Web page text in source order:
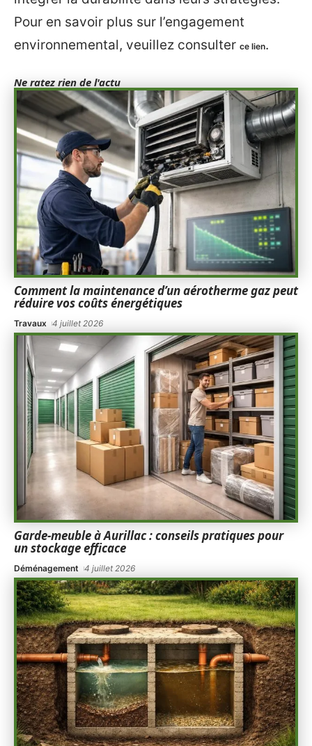
Pour en savoir plus sur l’engagement
environnemental, veuillez consulter ce lien.
Ne ratez rien de l'actu
Comment la maintenance d’un aérotherme gaz peut
réduire vos coûts énergétiques
Travaux 4 juillet 2026
Garde-meuble à Aurillac : conseils pratiques pour
un stockage efficace
Déménagement 4 juillet 2026